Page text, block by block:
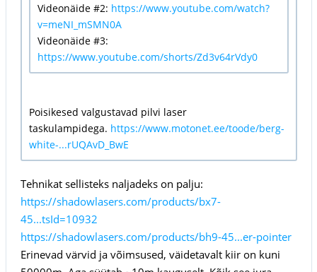
Videonäide #2: https://www.youtube.com/watch?
v=meNI_mSMN0A
Videonäide #3:
https://www.youtube.com/shorts/Zd3v64rVdy0
Poisikesed valgustavad pilvi laser
taskulampidega. https://www.motonet.ee/toode/berg-
white-...rUQAvD_BwE
Tehnikat sellisteks naljadeks on palju:
https://shadowlasers.com/products/bx7-
45...tsId=10932
https://shadowlasers.com/products/bh9-45...er-pointer
Erinevad värvid ja võimsused, väidetavalt kiir on kuni